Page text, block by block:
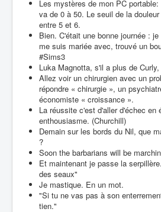
Les mystères de mon PC
va de 0 à 50. Le seuil de la
entre 5 et 6.
Bien. C'était une bonne journée :
me suis mariée avec, trouvé un
#Sims3
Luka Magnotta, s'il a plus de
Allez voir un chirurgien avec un
répondre « chirurgie », un
économiste « croissance ».
La réussite c'est d'aller d'échec en
enthousiasme. (Churchill)
Demain sur les bords du Nil, que
?
Soon the barbarians will be
Et maintenant je passe la
des seaux"
Je mastique. En un mot.
"Si tu ne vas pas à son
tien."